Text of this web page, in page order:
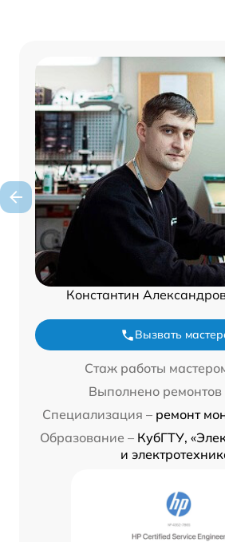
Константин
Вызвать
Стаж работы
Выполнено ремонтов
Специализация – ремонт
Образование – КубГТУ,
и